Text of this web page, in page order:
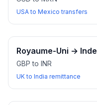
USA to Mexico transfers
Royaume-Uni → Inde
GBP to INR
UK to India remittance